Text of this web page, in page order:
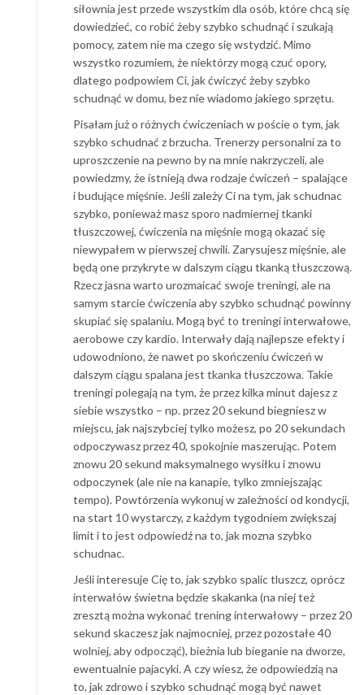
siłownia jest przede wszystkim dla osób, które chcą się
dowiedzieć, co robić żeby szybko schudnąć i szukają
pomocy, zatem nie ma czego się wstydzić. Mimo
wszystko rozumiem, że niektórzy mogą czuć opory,
dlatego podpowiem Ci, jak ćwiczyć żeby szybko
schudnąć w domu, bez nie wiadomo jakiego sprzętu.
Pisałam już o różnych ćwiczeniach w poście o tym, jak
szybko schudnać z brzucha. Trenerzy personalni za to
uproszczenie na pewno by na mnie nakrzyczeli, ale
powiedzmy, że istnieją dwa rodzaje ćwiczeń – spalające
i budujące mięśnie. Jeśli zależy Ci na tym, jak schudnac
szybko, ponieważ masz sporo nadmiernej tkanki
tłuszczowej, ćwiczenia na mięśnie mogą okazać się
niewypałem w pierwszej chwili. Zarysujesz mięśnie, ale
będą one przykryte w dalszym ciągu tkanką tłuszczową.
Rzecz jasna warto urozmaicać swoje treningi, ale na
samym starcie ćwiczenia aby szybko schudnąć powinny
skupiać się spalaniu. Mogą być to treningi interwałowe,
aerobowe czy kardio. Interwały dają najlepsze efekty i
udowodniono, że nawet po skończeniu ćwiczeń w
dalszym ciągu spalana jest tkanka tłuszczowa. Takie
treningi polegają na tym, że przez kilka minut dajesz z
siebie wszystko – np. przez 20 sekund biegniesz w
miejscu, jak najszybciej tylko możesz, po 20 sekundach
odpoczywasz przez 40, spokojnie maszerując. Potem
znowu 20 sekund maksymalnego wysiłku i znowu
odpoczynek (ale nie na kanapie, tylko zmniejszając
tempo). Powtórzenia wykonuj w zależności od kondycji,
na start 10 wystarczy, z każdym tygodniem zwiększaj
limit i to jest odpowiedź na to, jak mozna szybko
schudnac.
Jeśli interesuje Cię to, jak szybko spalic tluszcz, oprócz
interwałów świetna będzie skakanka (na niej też
zresztą można wykonać trening interwałowy – przez 20
sekund skaczesz jak najmocniej, przez pozostałe 40
wolniej, aby odpocząć), bieżnia lub bieganie na dworze,
ewentualnie pajacyki. A czy wiesz, że odpowiedzią na
to, jak zdrowo i szybko schudnąć mogą być nawet